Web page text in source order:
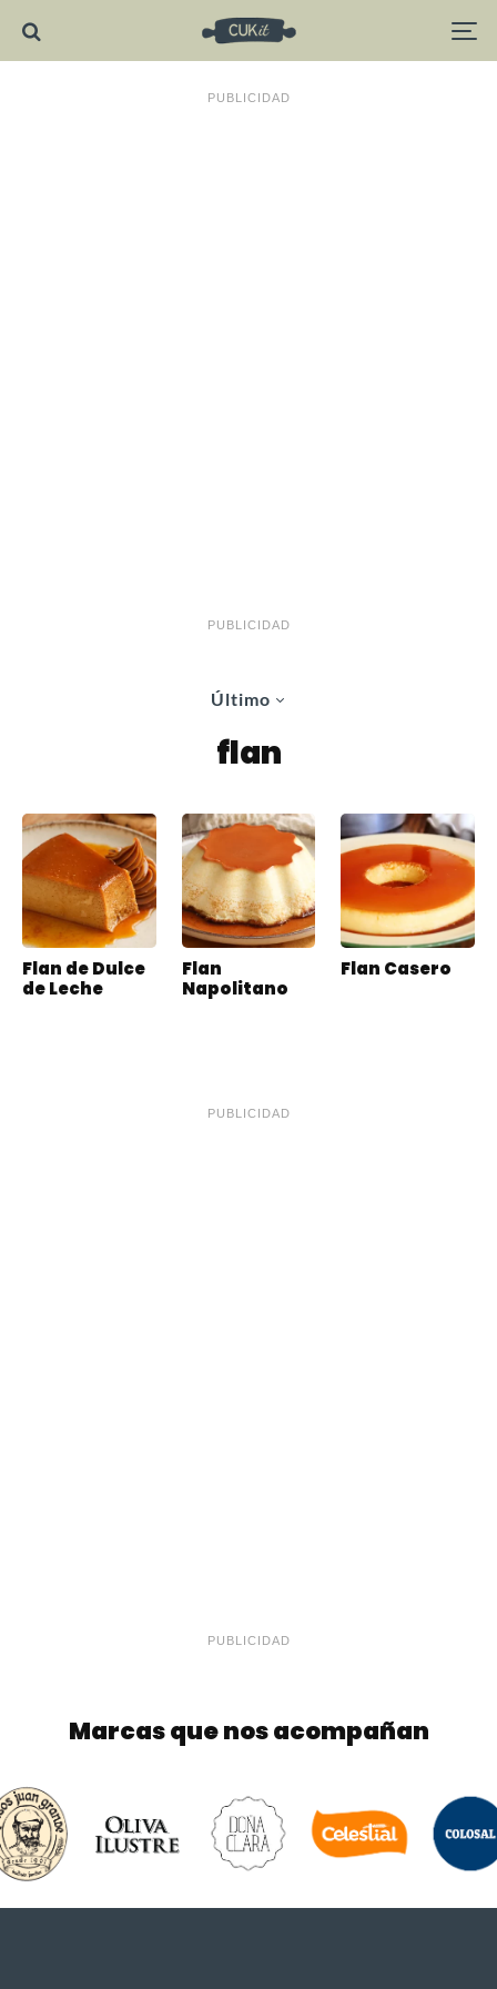
PUBLICIDAD
PUBLICIDAD
Último
flan
Flan de Dulce
de Leche
Flan
Napolitano
Flan Casero
PUBLICIDAD
PUBLICIDAD
Marcas que nos acompañan